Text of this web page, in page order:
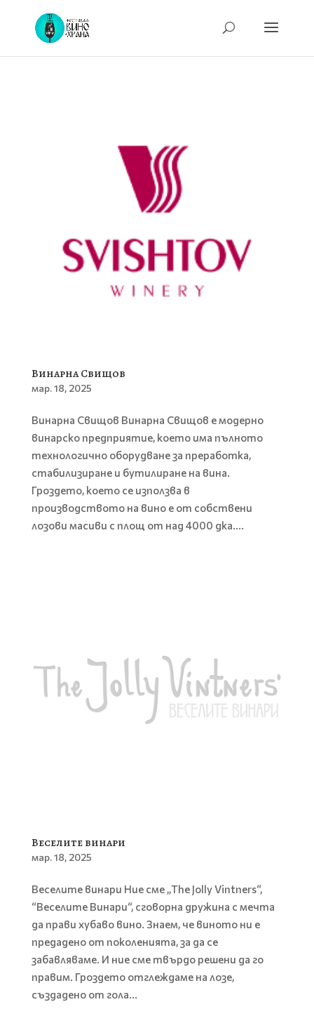
Винарна Свищов
мар. 18, 2025
Винарна Свищов Винарна Свищов е модерно
винарско предприятие, което има пълното
технологично оборудване за преработка,
стабилизиране и бутилиране на вина.
Гроздето, което се използва в
производството на вино е от собствени
лозови масиви с площ от над 4000 дка....
Веселите винари
мар. 18, 2025
Веселите винари Ние сме „The Jolly Vintners“,
“Веселите Винари“, сговорна дружина с мечта
да прави хубаво вино. Знаем, че виното ни е
предадено от поколенията, за да се
забавляваме. И ние сме твърдо решени да го
правим. Гроздето отглеждаме на лозе,
създадено от гола...